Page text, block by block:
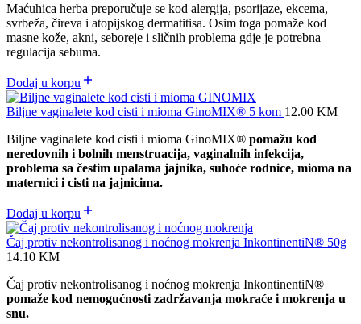
Maćuhica herba preporučuje se kod alergija, psorijaze, ekcema,
svrbeža, čireva i atopijskog dermatitisa. Osim toga pomaže kod
masne kože, akni, seboreje i sličnih problema gdje je potrebna
regulacija sebuma.
Dodaj u korpu
Biljne vaginalete kod cisti i mioma GinoMIX® 5 kom 12.00 KM
Biljne vaginalete kod cisti i mioma GinoMIX® pomažu kod
neredovnih i bolnih menstruacija, vaginalnih infekcija,
problema sa čestim upalama jajnika, suhoće rodnice, mioma na
maternici i cisti na jajnicima.
Dodaj u korpu
Čaj protiv nekontrolisanog i noćnog mokrenja InkontinentiN® 50g
14.10 KM
Čaj protiv nekontrolisanog i noćnog mokrenja InkontinentiN®
pomaže kod nemogućnosti zadržavanja mokraće i mokrenja u
snu.